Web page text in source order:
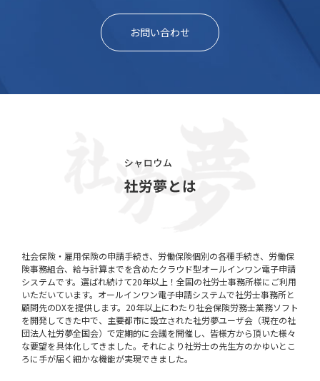
お問い合わせ
社会保険・雇用保険の申請手続き、労働保険個別の各種手続き、労働保
険事務組合、給与計算までを含めたクラウド型オールインワン電子申請
システムです。選ばれ続けて20年以上！全国の社労士事務所様にご利用
いただいています。オールインワン電子申請システムで社労士事務所と
顧問先のDXを提供します。20年以上にわたり社会保険労務士業務ソフト
を開発してきた中で、主要都市に設立された社労夢ユーザ会（現在の社
団法人社労夢全国会）で定期的に会議を開催し、皆様方から頂いた様々
な要望を具体化してきました。それにより社労士の先生方のかゆいとこ
ろに手が届く細かな機能が実現できました。